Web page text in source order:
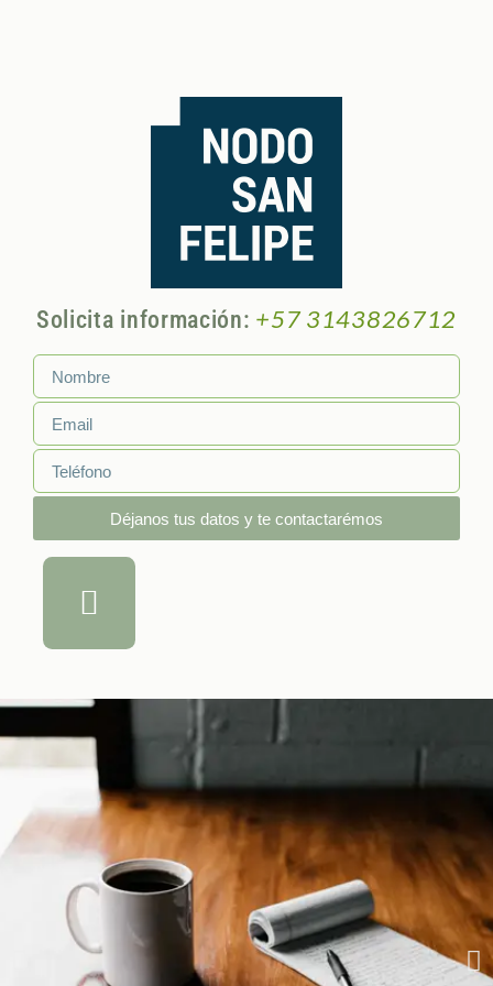
Solicita información: +57 3143826712
Déjanos tus datos y te contactarémos